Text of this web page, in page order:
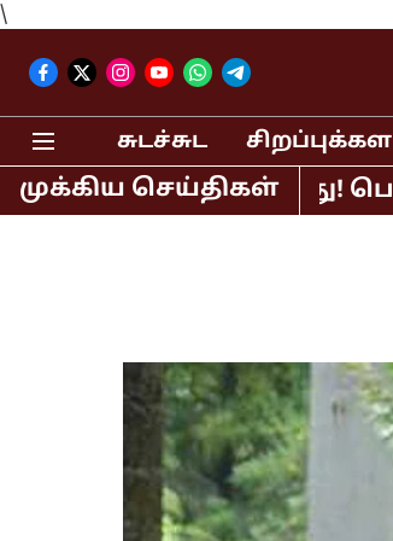
\
சுடச்சுட
முக்கிய செய்திகள்
கைது! பெண்